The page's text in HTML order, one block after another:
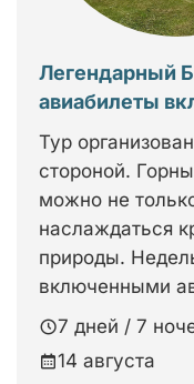
Легендарный
авиабилеты
Тур
стороной.
можно не
наслаждаться
природы.
включенными
7 дней / 7
14 августа